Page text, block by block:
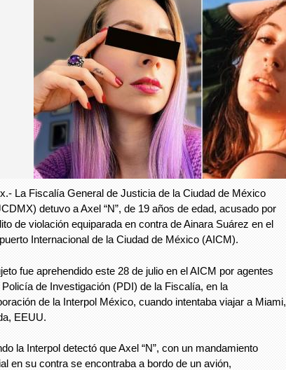
La Fiscalía General de Justicia de la Ciudad de México
detuvo a Axel “N”, de 19 años de edad, acusado por
de violación equiparada en contra de Ainara Suárez en el
Internacional de la Ciudad de México (AICM).
fue aprehendido este 28 de julio en el AICM por agentes
Policía de Investigación (PDI) de la Fiscalía, en la
de la Interpol México, cuando intentaba viajar a Miami,
EEUU.
la Interpol detectó que Axel “N”, con un mandamiento
en su contra se encontraba a bordo de un avión,